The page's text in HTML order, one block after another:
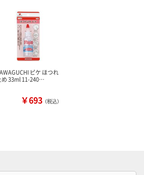
ピケ ほつれ
め 33ml 11-240…
￥693 （税込）